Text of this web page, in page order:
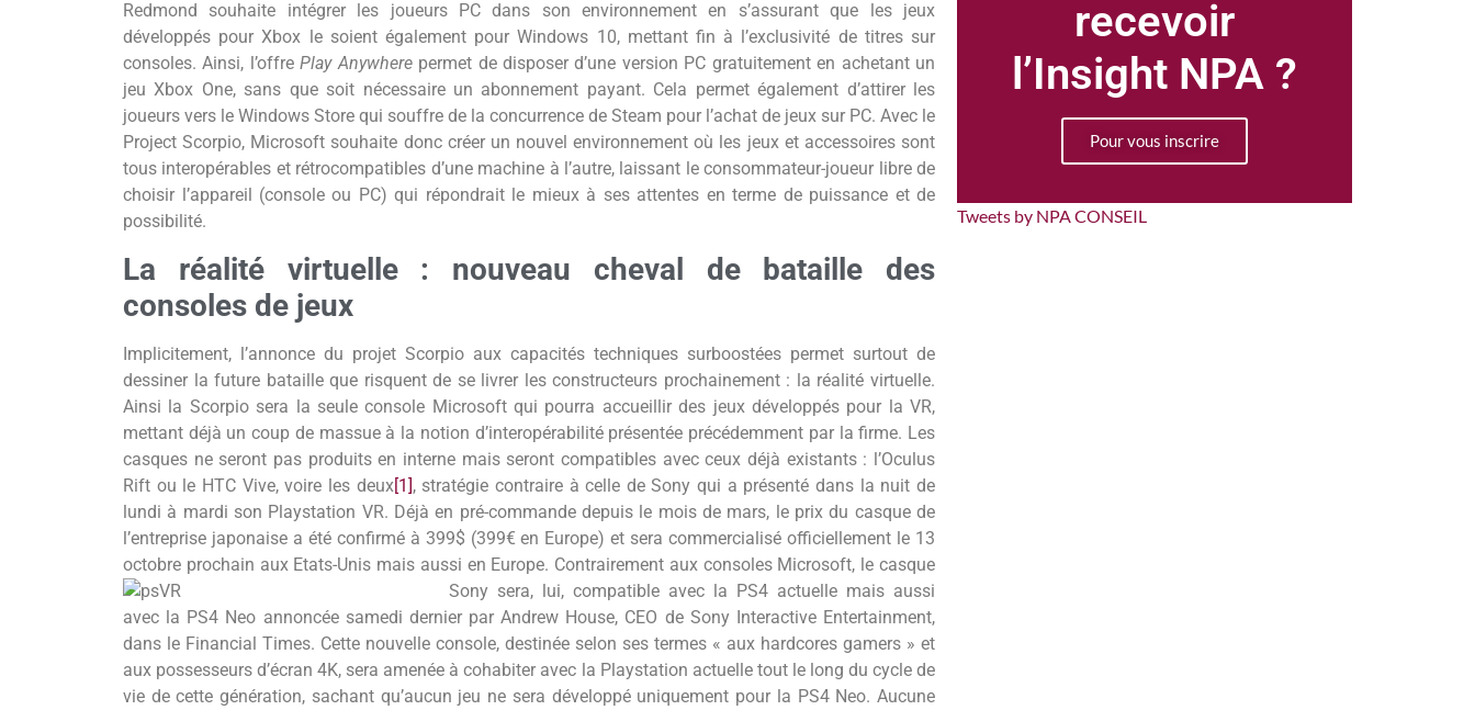
recevoir
l’Insight NPA ?
Pour vous inscrire
Tweets by NPA CONSEIL
Redmond souhaite intégrer les joueurs PC dans son environnement en s’assurant que les jeux
développés pour Xbox le soient également pour Windows 10, mettant fin à l’exclusivité de titres sur
consoles. Ainsi, l’offrePlay Anywherepermet de disposer d’une version PC gratuitement en achetant un
jeu Xbox One, sans que soit nécessaire un abonnement payant. Cela permet également d’attirer les
joueurs vers le Windows Store qui souffre de la concurrence de Steam pour l’achat de jeux sur PC. Avec le
Project Scorpio, Microsoft souhaite donc créer un nouvel environnement où les jeux et accessoires sont
tous interopérables et rétrocompatibles d’une machine à l’autre, laissant le consommateur-joueur libre de
choisir l’appareil (console ou PC) qui répondrait le mieux à ses attentes en terme de puissance et de
possibilité.
La réalité virtuelle : nouveau cheval de bataille des
consoles de jeux
Implicitement, l’annonce du projet Scorpio aux capacités techniques surboostées permet surtout de
dessiner la future bataille que risquent de se livrer les constructeurs prochainement : la réalité virtuelle.
Ainsi la Scorpio sera la seule console Microsoft qui pourra accueillir des jeux développés pour la VR,
mettant déjà un coup de massue à la notion d’interopérabilité présentée précédemment par la firme. Les
casques ne seront pas produits en interne mais seront compatibles avec ceux déjà existants : l’Oculus
Rift ou le HTC Vive, voire les deux[1], stratégie contraire à celle de Sony qui a présenté dans la nuit de
lundi à mardi son Playstation VR. Déjà en pré-commande depuis le mois de mars, le prix du casque de
l’entreprise japonaise a été confirmé à 399$ (399€ en Europe) et sera commercialisé officiellement le 13
octobre prochain aux Etats-Unis mais aussi en Europe. Contrairement aux consoles Microsoft, le casque
Sony sera, lui, compatible avec la PS4 actuelle mais aussi
avec la PS4 Neo annoncée samedi dernier par Andrew House, CEO de Sony Interactive Entertainment,
dans le Financial Times. Cette nouvelle console, destinée selon ses termes « aux hardcores gamers » et
aux possesseurs d’écran 4K, sera amenée à cohabiter avec la Playstation actuelle tout le long du cycle de
vie de cette génération, sachant qu’aucun jeu ne sera développé uniquement pour la PS4 Neo. Aucune